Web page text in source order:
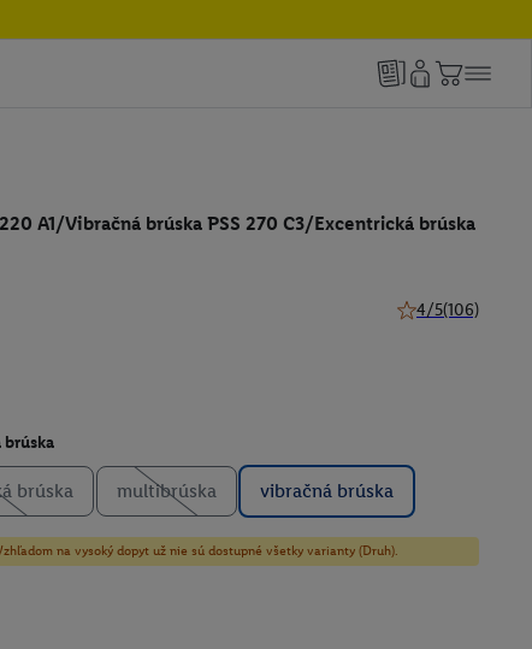
A1/Vibračná brúska PSS 270 C3/Excentrická brúska
4/5(106)
brúska
brúska multibrúska vibračná brúska
na vysoký dopyt už nie sú dostupné všetky varianty (Druh).